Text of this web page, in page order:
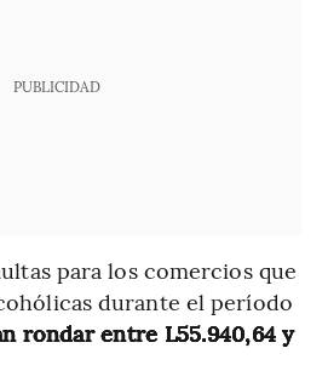
PUBLICIDAD
para los comercios que
durante el período
rondar entre L55.940,64 y